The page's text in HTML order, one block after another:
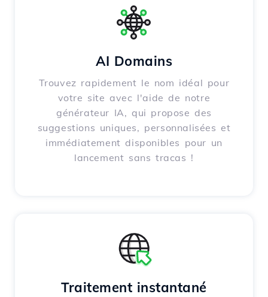
AI Domains
Trouvez rapidement le nom idéal pour
votre site avec l'aide de notre
générateur IA, qui propose des
suggestions uniques, personnalisées et
immédiatement disponibles pour un
lancement sans tracas !
Traitement instantané